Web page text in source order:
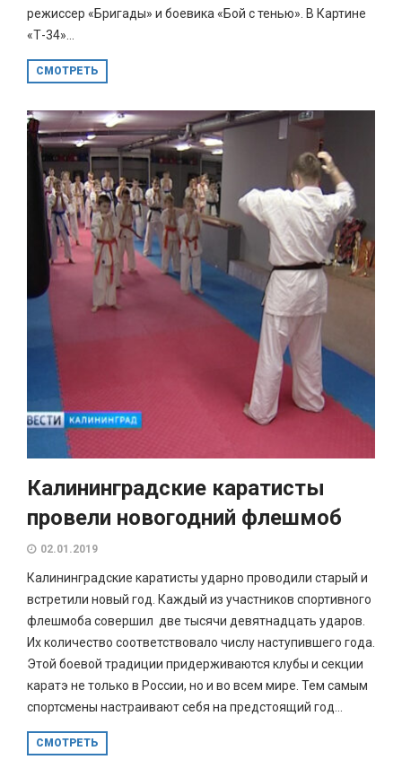
режиссер «Бригады» и боевика «Бой с тенью». В Картине
«Т-34»...
СМОТРЕТЬ
Калининградские каратисты
провели новогодний флешмоб
02.01.2019
Калининградские каратисты ударно проводили старый и
встретили новый год. Каждый из участников спортивного
флешмоба совершил две тысячи девятнадцать ударов.
Их количество соответствовало числу наступившего года.
Этой боевой традиции придерживаются клубы и секции
каратэ не только в России, но и во всем мире. Тем самым
спортсмены настраивают себя на предстоящий год...
СМОТРЕТЬ